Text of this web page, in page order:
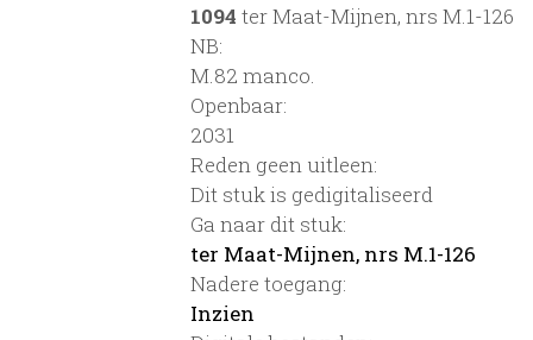
1094 ter Maat-Mijnen, nrs M.1-126
NB:
M.82 manco.
Openbaar:
2031
Reden geen uitleen:
Dit stuk is gedigitaliseerd
Ga naar dit stuk:
ter Maat-Mijnen, nrs M.1-126
Nadere toegang:
Inzien